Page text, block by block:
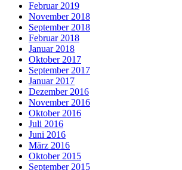
Februar 2019
November 2018
September 2018
Februar 2018
Januar 2018
Oktober 2017
September 2017
Januar 2017
Dezember 2016
November 2016
Oktober 2016
Juli 2016
Juni 2016
März 2016
Oktober 2015
September 2015